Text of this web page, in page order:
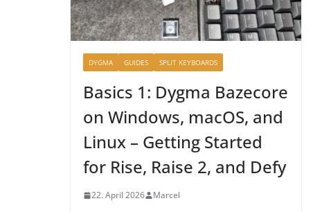
DYGMA GUIDES SPLIT KEYBOARDS
Basics 1: Dygma Bazecore
on Windows, macOS, and
Linux – Getting Started
for Rise, Raise 2, and Defy
22. April 2026 Marcel